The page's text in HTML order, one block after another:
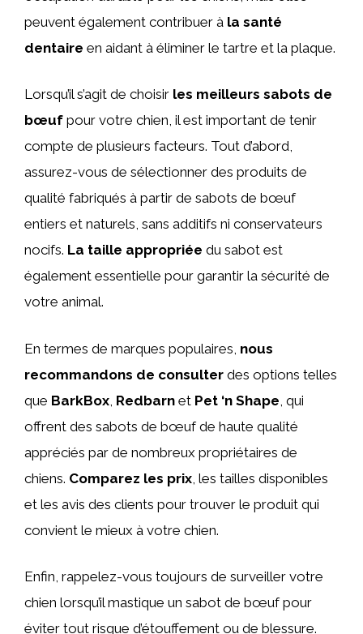
peuvent également contribuer à la santé
dentaire en aidant à éliminer le tartre et la plaque.
Lorsqu’il s’agit de choisir les meilleurs sabots de
bœuf pour votre chien, il est important de tenir
compte de plusieurs facteurs. Tout d’abord,
assurez-vous de sélectionner des produits de
qualité fabriqués à partir de sabots de bœuf
entiers et naturels, sans additifs ni conservateurs
nocifs. La taille appropriée du sabot est
également essentielle pour garantir la sécurité de
votre animal.
En termes de marques populaires, nous
recommandons de consulter des options telles
que BarkBox Redbarn et Pet ‘n Shape , qui
offrent des sabots de bœuf de haute qualité
appréciés par de nombreux propriétaires de
chiens. Comparez les prix , les tailles disponibles
et les avis des clients pour trouver le produit qui
convient le mieux à votre chien.
Enfin, rappelez-vous toujours de surveiller votre
chien lorsqu’il mastique un sabot de bœuf pour
éviter tout risque d’étouffement ou de blessure.